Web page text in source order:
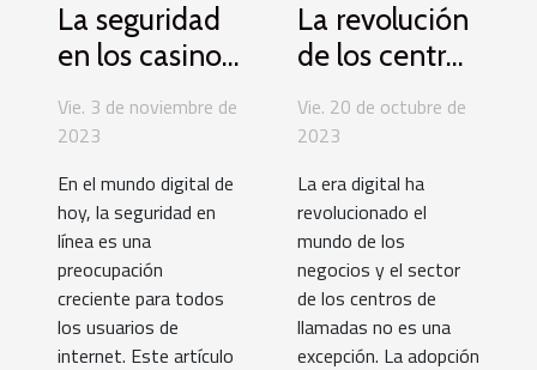
La seguridad
en los casinos
online:
¿Cómo
datos?
Vie. 3 de noviembre de
2023
En el mundo digital de
hoy, la seguridad en
línea es una
preocupación
creciente para todos
los usuarios de
internet. Este artículo
La revolución
de los centros
de llamadas:
Pasando a la
Vie. 20 de octubre de
2023
La era digital ha
revolucionado el
mundo de los
negocios y el sector
de los centros de
llamadas no es una
excepción. La adopción